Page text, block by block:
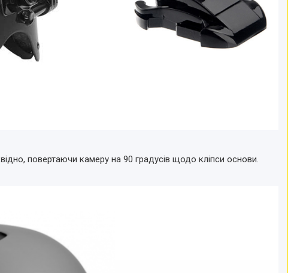
повертаючи камеру на 90 градусів щодо кліпси основи.